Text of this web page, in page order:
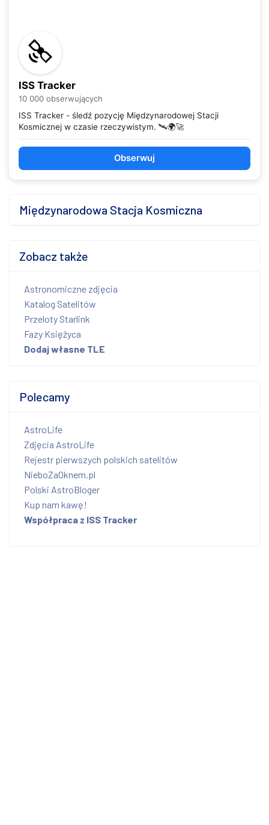
ISS Tracker
10 000 obserwujących
ISS Tracker - śledź pozycję Międzynarodowej Stacji
Kosmicznej w czasie rzeczywistym. 🛰️🌍🚀
Obserwuj
Międzynarodowa Stacja Kosmiczna
Zobacz także
Astronomiczne zdjęcia
Katalog Satelitów
Przeloty Starlink
Fazy Księżyca
Dodaj własne TLE
Polecamy
AstroLife
Zdjęcia AstroLife
Rejestr pierwszych polskich satelitów
NieboZaOknem.pl
Polski AstroBloger
Kup nam kawę!
Współpraca z ISS Tracker